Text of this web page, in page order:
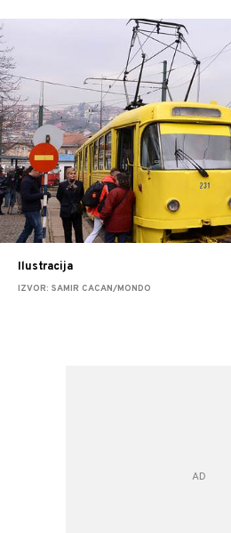
Ilustracija
IZVOR: SAMIR CACAN/MONDO